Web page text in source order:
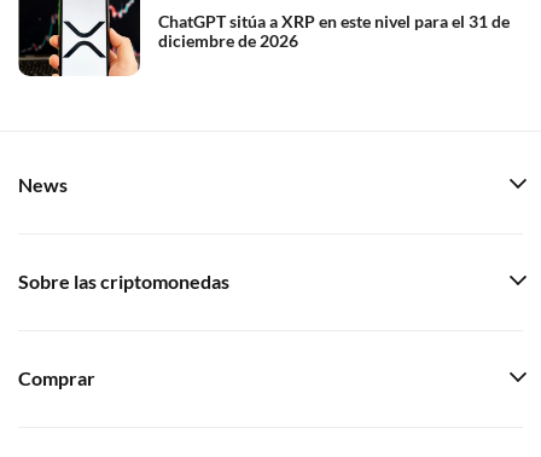
ChatGPT sitúa a XRP en este nivel para el 31 de
diciembre de 2026
News
Sobre las criptomonedas
Comprar